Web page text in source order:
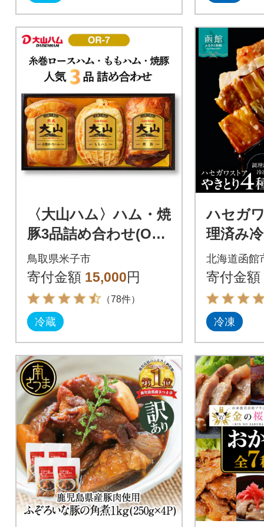
〈大山ハム〉ハム・焼
豚3品詰め合わせ(OR-
7)
鳥取県米子市
寄付金額 15,000円
（78件）
冷蔵
ハセガ
理済み
り 4種
7袋(豚
66-002
北海道函館
寄付金額
冷凍